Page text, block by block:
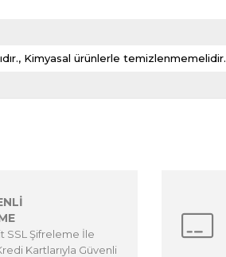
Kimyasal ürünlerle temizlenmemelidir.
SSL Şifreleme İle
Kartlarıyla Güvenli